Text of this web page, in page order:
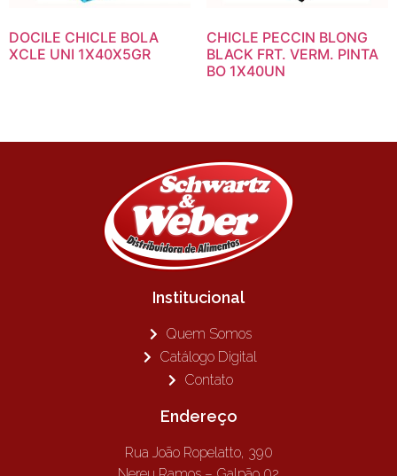
DOCILE CHICLE BOLA
XCLE UNI 1X40X5GR
CHICLE PECCIN BLONG
BLACK FRT. VERM. PINTA
BO 1X40UN
Institucional
Quem Somos
Catálogo Digital
Contato
Endereço
Rua João Ropelatto, 390